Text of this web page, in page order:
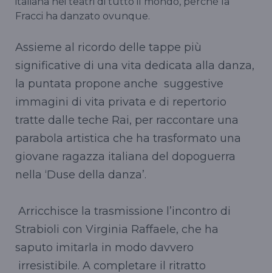
Fracci ha danzato ovunque.
Assieme al ricordo delle tappe più
significative di una vita dedicata alla danza,
la puntata propone anche suggestive
immagini di vita privata e di repertorio
tratte dalle teche Rai, per raccontare una
parabola artistica che ha trasformato una
giovane ragazza italiana del dopoguerra
nella ‘Duse della danza’.
Arricchisce la trasmissione l’incontro di
Strabioli con Virginia Raffaele, che ha
saputo imitarla in modo davvero
irresistibile. A completare il ritratto